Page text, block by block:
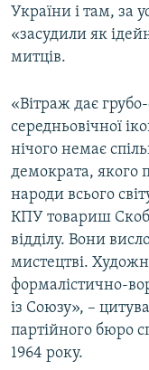
України і там, за
«засудили як
митців.
«Вітраж дає
середньовічної
нічого немає
демократа, якого
народи всього
КПУ товариш
відділу. Вони
мистецтві.
формалістично-
із Союзу», –
партійного бюро
1964 року.